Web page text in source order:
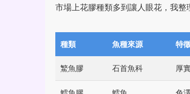
市場上花膠種類多到讓人眼花，我整
種類 魚種來源 特
鰵魚膠 石首魚科 厚